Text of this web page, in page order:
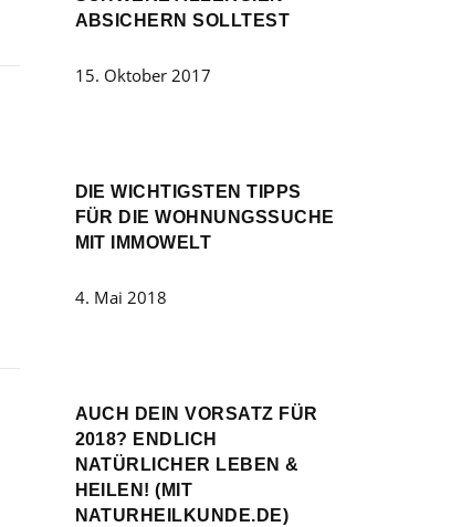
ABSICHERN SOLLTEST
15. Oktober 2017
DIE WICHTIGSTEN TIPPS
FÜR DIE WOHNUNGSSUCHE
MIT IMMOWELT
4. Mai 2018
AUCH DEIN VORSATZ FÜR
2018? ENDLICH
NATÜRLICHER LEBEN &
HEILEN! (MIT
NATURHEILKUNDE.DE)